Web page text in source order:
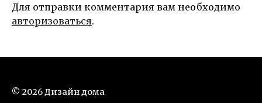
Для отправки комментария вам необходимо
авторизоваться.
© 2026 Дизайн дома